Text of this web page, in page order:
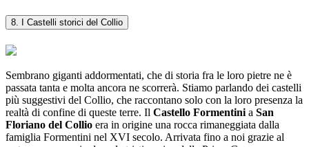
8. I Castelli storici del Collio
Sembrano giganti addormentati, che di storia fra le loro pietre ne è
passata tanta e molta ancora ne scorrerà. Stiamo parlando dei castelli
più suggestivi del Collio, che raccontano solo con la loro presenza la
realtà di confine di queste terre. Il Castello Formentini a San
Floriano del Collio era in origine una rocca rimaneggiata dalla
famiglia Formentini nel XVI secolo. Arrivata fino a noi grazie al